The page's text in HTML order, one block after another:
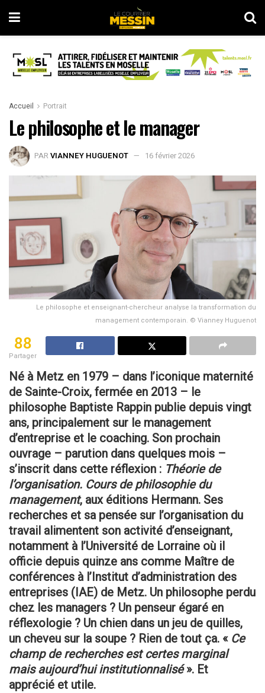
Accueil Portrait
Le philosophe et le manager
PAR VIANNEY HUGUENOT 16 février 2026
Le philosophe et enseignant-chercheur analyse la transformation du
management contemporain. © Vianney Huguenot
88
Partager
Né à Metz en 1979 – dans l’iconique maternité
de Sainte-Croix, fermée en 2013 – le
philosophe Baptiste Rappin publie depuis vingt
ans, principalement sur le management
d’entreprise et le coaching. Son prochain
ouvrage – parution dans quelques mois –
s’inscrit dans cette réflexion : Théorie de
l’organisation. Cours de philosophie du
management, aux éditions Hermann. Ses
recherches et sa pensée sur l’organisation du
travail alimentent son activité d’enseignant,
notamment à l’Université de Lorraine où il
officie depuis quinze ans comme Maître de
conférences à l’Institut d’administration des
entreprises (IAE) de Metz. Un philosophe perdu
chez les managers ? Un penseur égaré en
réflexologie ? Un chien dans un jeu de quilles,
un cheveu sur la soupe ? Rien de tout ça. « Ce
champ de recherches est certes marginal
mais aujourd’hui institutionnalisé». Et
apprécié et utile.